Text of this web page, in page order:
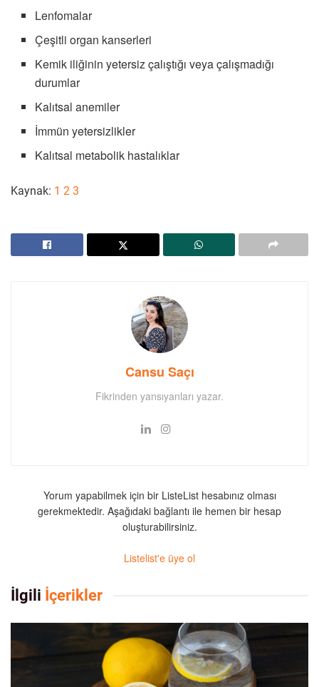
Lenfomalar
Çeşitli organ kanserleri
Kemik iliğinin yetersiz çalıştığı veya çalışmadığı
durumlar
Kalıtsal anemiler
İmmün yetersizlikler
Kalıtsal metabolik hastalıklar
Kaynak: 1 2 3
Cansu Saçı
Fikrinden yansıyanları yazar.
Yorum yapabilmek için bir ListeList hesabınız olması
gerekmektedir. Aşağıdaki bağlantı ile hemen bir hesap
oluşturabilirsiniz.
Listelist'e üye ol
İlgili İçerikler